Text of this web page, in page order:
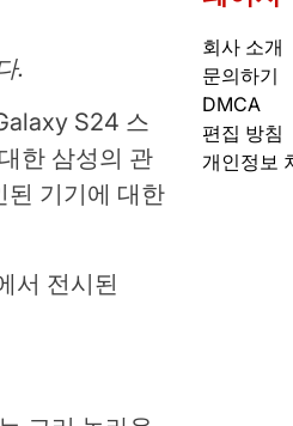
.
S24 스
한 삼성의 관
된 기기에 대한
서 전시된
회사 소개
문의하기
DMCA
편집 방침
개인정보